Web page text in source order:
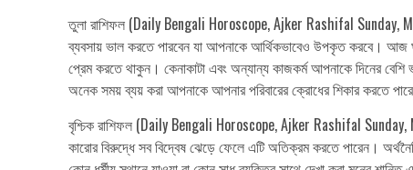
তুলা রাশিফল (Daily Bengali Horoscope, Ajker Rashifal Sunday,
ব্যবসায় ভাল করতে পারবেন যা আপনাকে আর্থিকভাবেও উপকৃত করবে। আজ
প্রেম করতে থাকুন। কেনাকাটা এবং অন্যান্য কাজকর্ম আপনাকে দিনের
অনেক সময় ব্যয় করা আপনাকে আপনার পরিবারের ক্রোধের শিকার করতে
বৃশ্চিক রাশিফল (Daily Bengali Horoscope, Ajker Rashifal Sunday,
কারোর বিরুদ্ধে সব বিদ্বেষ ঝেড়ে ফেলে এটি অতিক্রম করতে পারেন।